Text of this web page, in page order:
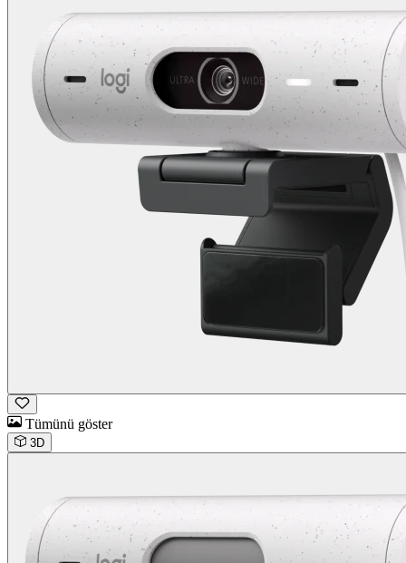
Tümünü göster
3D